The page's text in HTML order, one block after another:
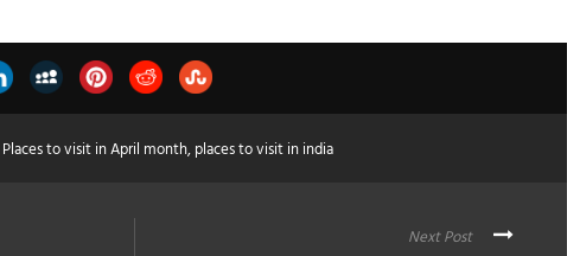
Places to visit in April month, places to visit in india
Next Post